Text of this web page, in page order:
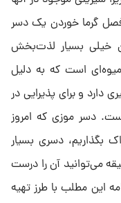
گرما خوردن یک دسر
خیلی بسیار لذت‌بخش
است که به دلیل
دارد و برای پذیرایی در
دسر موزی که امروز
بگذاریم، دسری بسیار
و آسان است که ظرف مدت 5 دقیقه می‌توانید آن را درست
این مطلب با طرز تهیه